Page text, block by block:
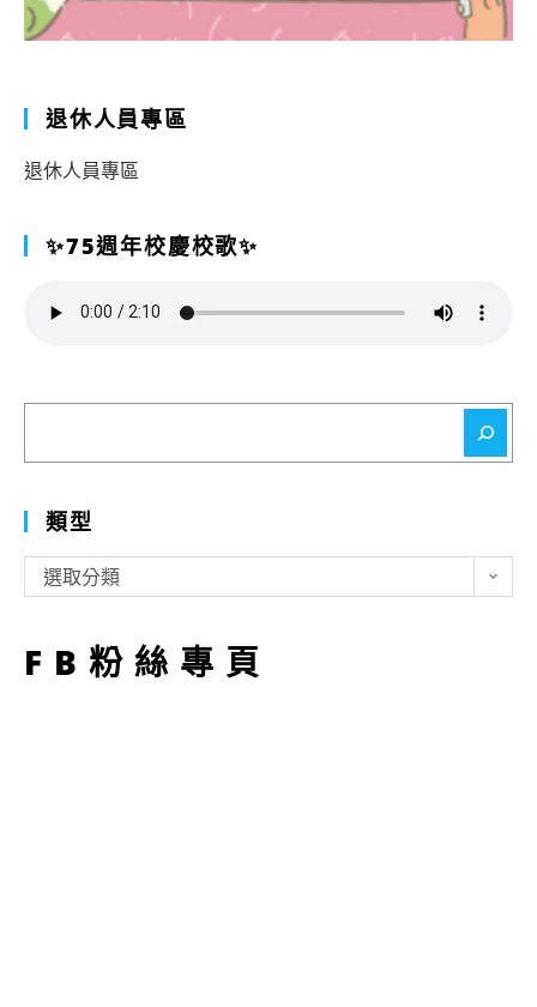
退休人員專區
退休人員專區
✨75週年校慶校歌✨
類型
型
選取分類
FB粉絲專頁